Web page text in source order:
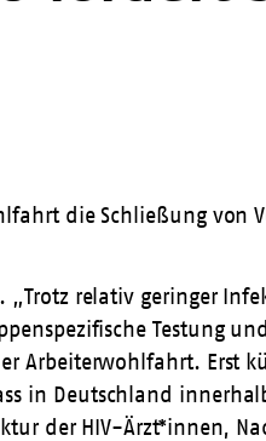
die Schließung von
relativ geringer
Testung
Arbeiterwohlfahrt.
in Deutschland
der HIV-Ärzt*innen,